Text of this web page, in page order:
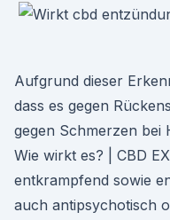
Aufgrund dieser
dass es gegen
gegen Schmerzen bei
Wie wirkt es? | CBD
entkrampfend sowie
auch antipsychotisch